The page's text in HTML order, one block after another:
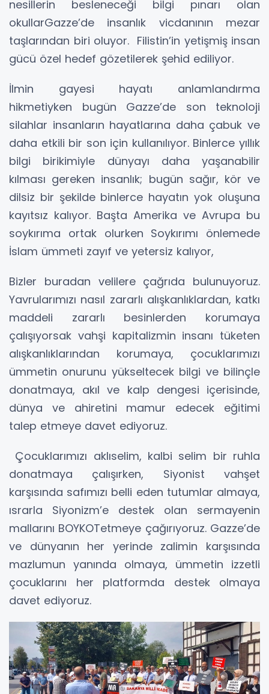
nesillerin besleneceği bilgi pınarı olan
okullarGazze’de insanlık vicdanının mezar
taşlarından biri oluyor. Filistin’in yetişmiş insan
gücü özel hedef gözetilerek şehid ediliyor.
İlmin gayesi hayatı anlamlandırma
hikmetiyken bugün Gazze’de son teknoloji
silahlar insanların hayatlarına daha çabuk ve
daha etkili bir son için kullanılıyor. Binlerce yıllık
bilgi birikimiyle dünyayı daha yaşanabilir
kılması gereken insanlık; bugün sağır, kör ve
dilsiz bir şekilde binlerce hayatın yok oluşuna
kayıtsız kalıyor. Başta Amerika ve Avrupa bu
soykırıma ortak olurken Soykırımı önlemede
İslam ümmeti zayıf ve yetersiz kalıyor,
Bizler buradan velilere çağrıda bulunuyoruz.
Yavrularımızı nasıl zararlı alışkanlıklardan, katkı
maddeli zararlı besinlerden korumaya
çalışıyorsak vahşi kapitalizmin insanı tüketen
alışkanlıklarından korumaya, çocuklarımızı
ümmetin onurunu yükseltecek bilgi ve bilinçle
donatmaya, akıl ve kalp dengesi içerisinde,
dünya ve ahiretini mamur edecek eğitimi
talep etmeye davet ediyoruz.
Çocuklarımızı aklıselim, kalbi selim bir ruhla
donatmaya çalışırken, Siyonist vahşet
karşısında safımızı belli eden tutumlar almaya,
ısrarla Siyonizm’e destek olan sermayenin
mallarını BOYKOTetmeye çağırıyoruz. Gazze’de
ve dünyanın her yerinde zalimin karşısında
mazlumun yanında olmaya, ümmetin izzetli
çocuklarını her platformda destek olmaya
davet ediyoruz.